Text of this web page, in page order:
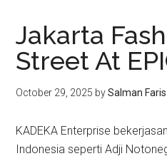
Jakarta
Street At
October 29, 2025 bySalman Faris
KADEKA Enterprise
Indonesia seperti Adji